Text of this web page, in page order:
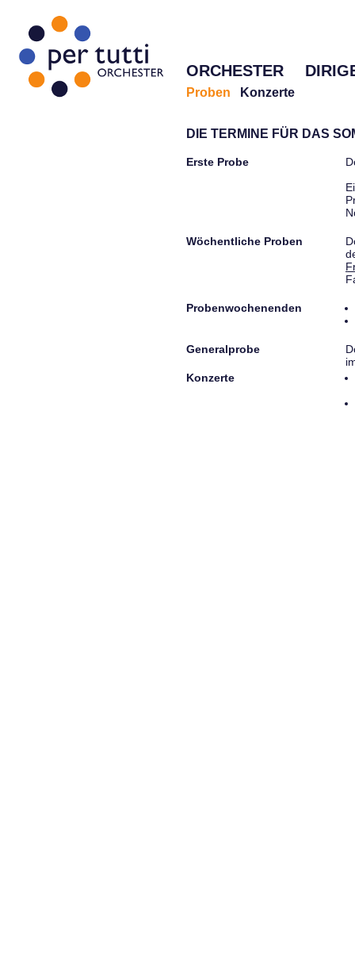
ORCHESTER
Proben Konzerte
DIE TERMINE FÜR DAS
Erste Probe
Wöchentliche Proben
Probenwochenenden
Generalprobe
Konzerte